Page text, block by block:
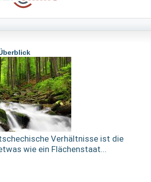
Verhältnisse ist die
wie ein Flächenstaat...